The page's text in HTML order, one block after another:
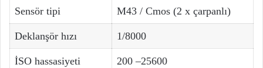
Sensör tipi M43 / Cmos (2 x çarpanlı)
Deklanşör hızı 1/8000
İSO hassasiyeti 200 –25600